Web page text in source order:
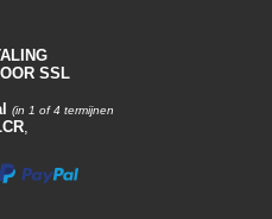
van de kenmerken die de
keuze maken voor veeleisende
geavanceerde technologie om
SSL
(in 1 of 4 termijnen
,